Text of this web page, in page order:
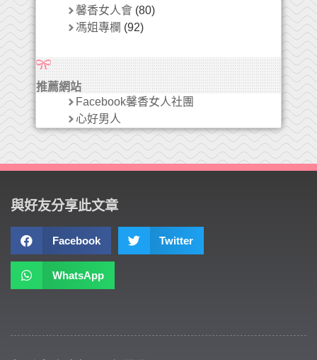
馨香女人會 (80)
馮姐專欄 (92)
推薦網站
Facebook馨香女人社團
心好男人
與好友分享此文章
Facebook Twitter
WhatsApp